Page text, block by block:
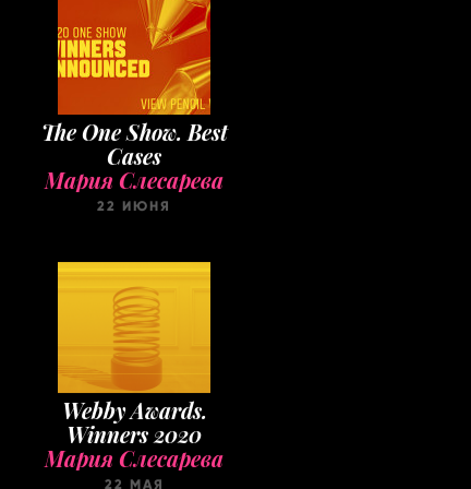
The One Show. Best
Cases
Мария Слесарева
22 ИЮНЯ
Webby Awards.
Winners 2020
Мария Слесарева
22 МАЯ